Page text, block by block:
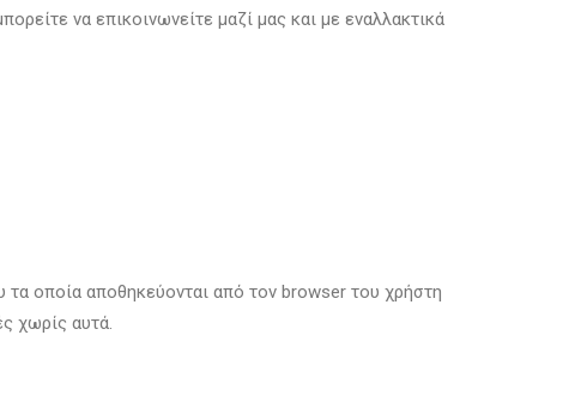
να επικοινωνείτε μαζί μας και με εναλλακτικά
τα οποία αποθηκεύονται από τον browser του χρήστη
χωρίς αυτά.